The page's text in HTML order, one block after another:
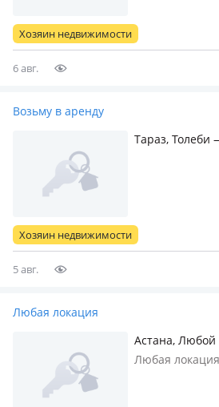
Хозяин недвижимости
6 авг.
Возьму в аренду
Тараз, Толеби
Хозяин недвижимости
5 авг.
Любая локация
Астана, Любой
Любая локация